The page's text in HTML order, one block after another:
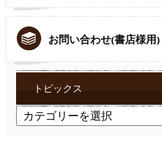
お問い合わせ(書店様用)
トピックス